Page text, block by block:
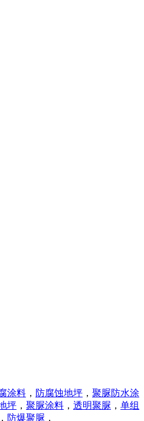
涂料 ， 防腐蚀地坪 ， 聚脲防水涂
坪 ， 聚脲涂料 ， 透明聚脲 ， 单组
， 防爆聚脲 ，